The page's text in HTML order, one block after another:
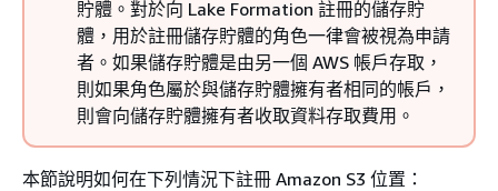
貯體。對於向 Lake Formation 註冊的儲存貯
體，用於註冊儲存貯體的角色一律會被視為申請
者。如果儲存貯體是由另一個 AWS 帳戶存取，
則如果角色屬於與儲存貯體擁有者相同的帳戶，
則會向儲存貯體擁有者收取資料存取費用。
本節說明如何在下列情況下註冊 Amazon S3 位置：